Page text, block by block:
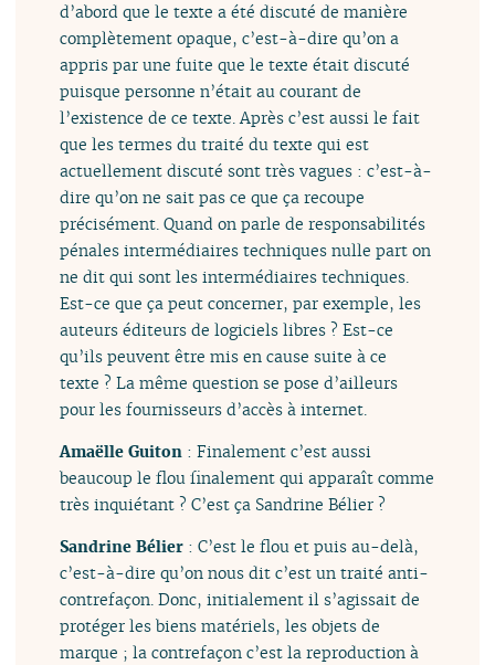
d’abord que le texte a été discuté de manière
complètement opaque, c’est-à-dire qu’on a
appris par une fuite que le texte était discuté
puisque personne n’était au courant de
l’existence de ce texte. Après c’est aussi le fait
que les termes du traité du texte qui est
actuellement discuté sont très vagues : c’est-à-
dire qu’on ne sait pas ce que ça recoupe
précisément. Quand on parle de responsabilités
pénales intermédiaires techniques nulle part on
ne dit qui sont les intermédiaires techniques.
Est-ce que ça peut concerner, par exemple, les
auteurs éditeurs de logiciels libres ? Est-ce
qu’ils peuvent être mis en cause suite à ce
texte ? La même question se pose d’ailleurs
pour les fournisseurs d’accès à internet.
Amaëlle Guiton : Finalement c’est aussi
beaucoup le flou finalement qui apparaît comme
très inquiétant ? C’est ça Sandrine Bélier ?
Sandrine Bélier : C’est le flou et puis au-delà,
c’est-à-dire qu’on nous dit c’est un traité anti-
contrefaçon. Donc, initialement il s’agissait de
protéger les biens matériels, les objets de
marque ; la contrefaçon c’est la reproduction à